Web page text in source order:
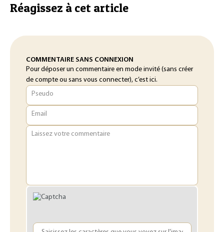
Réagissez à cet article
COMMENTAIRE SANS CONNEXION
Pour déposer un commentaire en mode invité (sans créer
de compte ou sans vous connecter), c’est ici.
Pseudo
Email
Laissez votre commentaire